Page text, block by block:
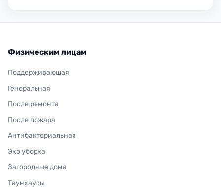
Физическим лицам
Поддерживающая
Генеральная
После ремонта
После пожара
Антибактериальная
Эко уборка
Загородные дома
Таунхаусы